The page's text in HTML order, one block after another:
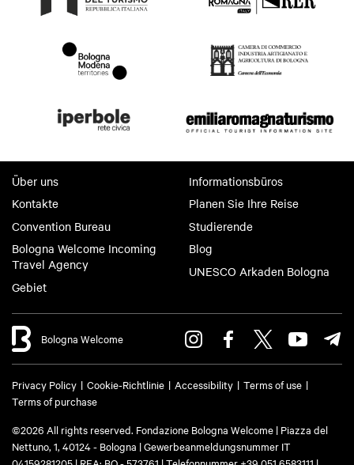
Über uns
Kontakte
Convention Bureau
Bologna Welcome Incoming
Travel Agency
Gebiet
Informationsbüros
Planen Sie Ihre Reise
Studierende
Blog
UNESCO Arkaden Bologna
Bologna Welcome
Privacy Policy Cookie-Richtlinie Accessibility
Terms of use
Terms of purchase
©2026 All rights reserved. Fondazione Bologna Welcome | Piazza del
Nettuno, 1, 40124 - Bologna | Gewerbeanmeldungsnummer IT